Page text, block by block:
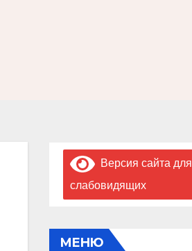
Версия сайта для
слабовидящих
МЕНЮ